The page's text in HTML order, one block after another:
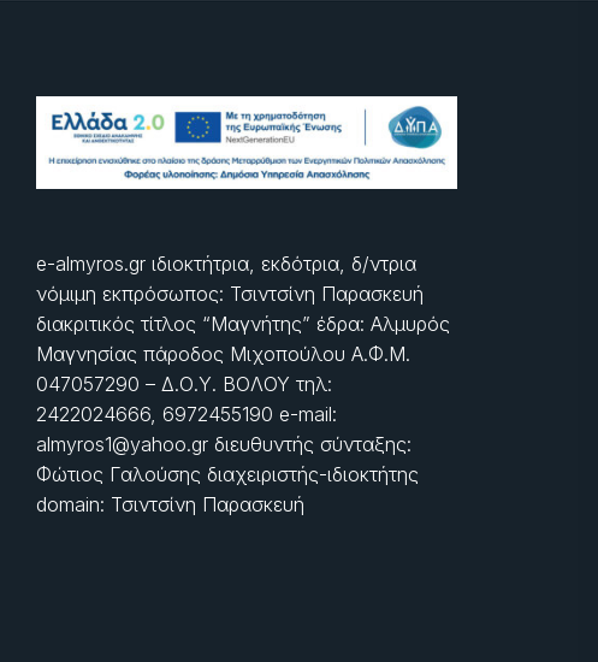
e-almyros.gr ιδιοκτήτρια, εκδότρια, δ/ντρια
νόμιμη εκπρόσωπος: Τσιντσίνη Παρασκευή
διακριτικός τίτλος “Μαγνήτης” έδρα: Αλμυρός
Μαγνησίας πάροδος Μιχοπούλου Α.Φ.Μ.
047057290 – Δ.Ο.Υ. ΒΟΛΟΥ τηλ:
2422024666, 6972455190 e-mail:
almyros1@yahoo.gr διευθυντής σύνταξης:
Φώτιος Γαλούσης διαχειριστής-ιδιοκτήτης
domain: Τσιντσίνη Παρασκευή